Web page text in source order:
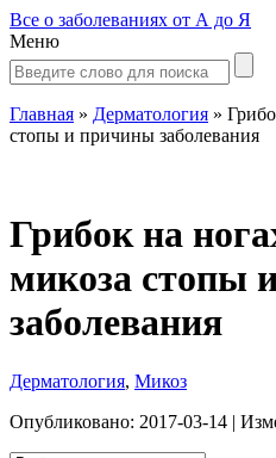
Все о заболеваниях от А до Я
Меню
Главная » Дерматология »
стопы и причины заболевания
Грибок на
микоза стопы
заболевания
Дерматология, Микоз
Опубликовано: 2017-03-14 |